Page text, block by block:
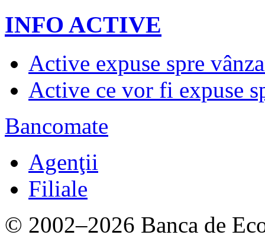
INFO ACTIVE
Active expuse spre
Active ce vor fi expuse
Bancomate
Agenţii
Filiale
© 2002–2026 Banca de